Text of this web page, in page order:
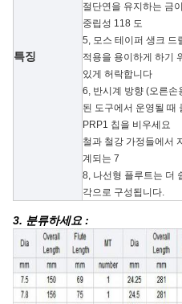
특징
절단연을 유지하는 금
중립성 118 도
5, 모스 테이퍼 생크 드
적용을 용이하게 하기
있게 허락합니다
6, 반시계 방향 (오른손
된 도구에서 운영될 때
PRP1 칩을 비우세요
철과 철강 가정들에서
계되는 7
8, 나선형 플루트는 더
각으로 구성됩니다.
3. 분류하세요 :